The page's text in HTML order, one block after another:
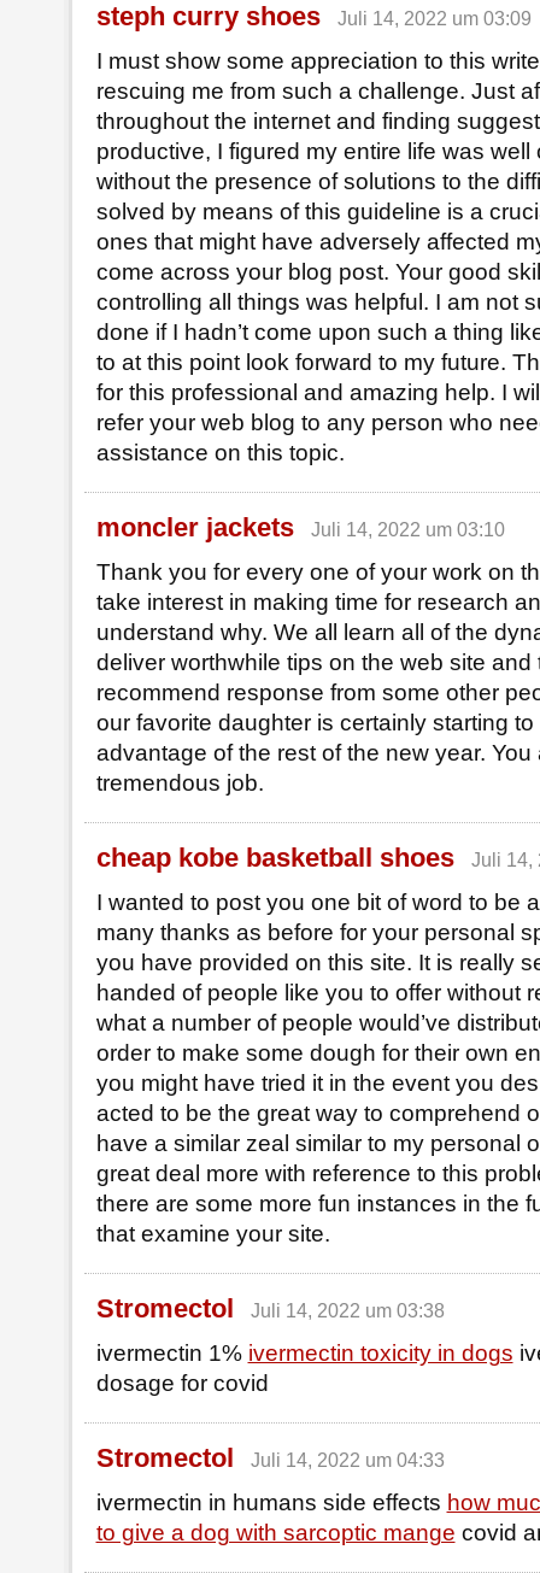
steph curry shoes Juli 14, 2022 um 03:09
I must show some appreciation to this
rescuing me from such a challenge. Just
throughout the internet and finding
productive, I figured my entire life was well
without the presence of solutions to the
solved by means of this guideline is a
ones that might have adversely affected
come across your blog post. Your good
controlling all things was helpful. I am not
done if I hadn’t come upon such a thing
to at this point look forward to my future.
for this professional and amazing help. I
refer your web blog to any person who
assistance on this topic.
moncler jackets Juli 14, 2022 um 03:10
Thank you for every one of your work on
take interest in making time for research
understand why. We all learn all of the
deliver worthwhile tips on the web site and
recommend response from some other
our favorite daughter is certainly starting to
advantage of the rest of the new year. You
tremendous job.
cheap kobe basketball shoes Juli 14,
I wanted to post you one bit of word to be
many thanks as before for your personal
you have provided on this site. It is really
handed of people like you to offer without
what a number of people would’ve
order to make some dough for their own
you might have tried it in the event you
acted to be the great way to comprehend
have a similar zeal similar to my personal
great deal more with reference to this
there are some more fun instances in the
that examine your site.
Stromectol Juli 14, 2022 um 03:38
ivermectin 1% ivermectin toxicity in dogs
dosage for covid
Stromectol Juli 14, 2022 um 04:33
ivermectin in humans side effects how
to give a dog with sarcoptic mange covid